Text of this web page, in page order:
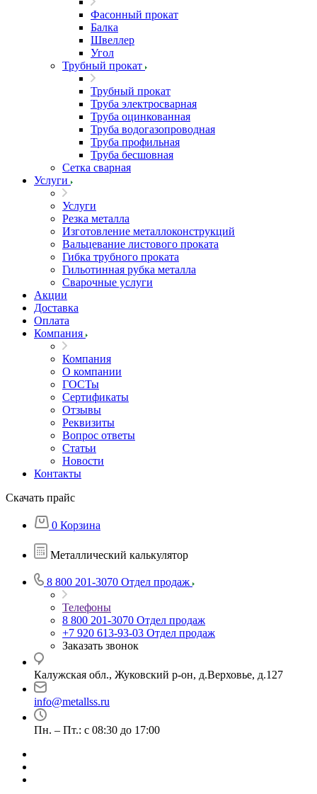
Фасонный прокат
Балка
Швеллер
Угол
Трубный прокат
Трубный прокат
Труба электросварная
Труба оцинкованная
Труба водогазопроводная
Труба профильная
Труба бесшовная
Сетка сварная
Услуги
Услуги
Резка металла
Изготовление металлоконструкций
Вальцевание листового проката
Гибка трубного проката
Гильотинная рубка металла
Сварочные услуги
Акции
Доставка
Оплата
Компания
Компания
О компании
ГОСТы
Сертификаты
Отзывы
Реквизиты
Вопрос ответы
Статьи
Новости
Контакты
Скачать прайс
0 Корзина
Металлический калькулятор
8 800 201-3070 Отдел продаж
Телефоны
8 800 201-3070 Отдел продаж
+7 920 613-93-03 Отдел продаж
Заказать звонок
Калужская обл., Жуковский р-он, д.Верховье, д.127
info@metallss.ru
Пн. – Пт.: с 08:30 до 17:00